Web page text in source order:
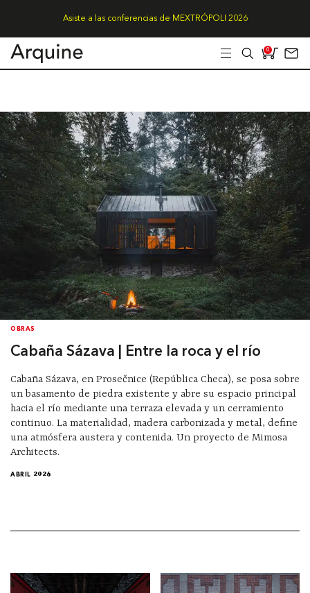
Asiste a las conferencias de MEXTRÓPOLI 2026
0
OBRAS
Cabaña Sázava | Entre la roca y el río
Cabaña Sázava, en Prosečnice (República Checa), se posa sobre
un basamento de piedra existente y abre su espacio principal
hacia el río mediante una terraza elevada y un cerramiento
continuo. La materialidad, madera carbonizada y metal, define
una atmósfera austera y contenida. Un proyecto de Mimosa
Architects.
ABRIL 2026